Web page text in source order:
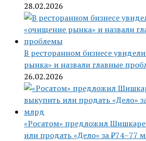
28.02.2026
В ресторанном бизнесе
рынка» и назвали главные
26.02.2026
«Росатом» предложил
или продать «Дело» за ₽74–77